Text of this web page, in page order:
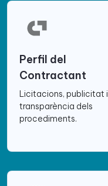
Perfil del
Contractant
Licitacions, publicitat i
transparència dels
procediments.